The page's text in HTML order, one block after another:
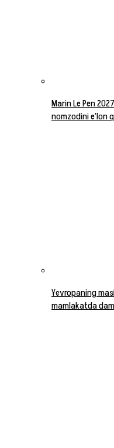
Marin Le Pen
nomzodini e’lon
Yevropaning
mamlakatda